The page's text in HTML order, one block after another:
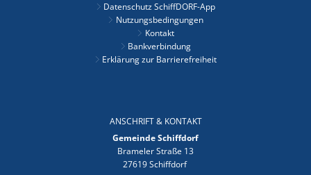
Datenschutz SchiffDORF-App
Nutzungsbedingungen
Kontakt
Bankverbindung
Erklärung zur Barrierefreiheit
ANSCHRIFT & KONTAKT
Gemeinde Schiffdorf
Brameler Straße 13
27619 Schiffdorf